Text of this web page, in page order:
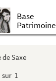
Base
Patrimoine
Saxe
sur 1